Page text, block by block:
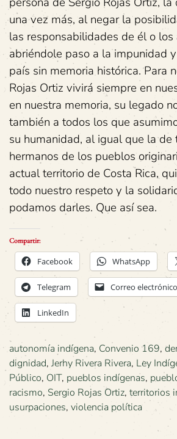
una vez más, al negar la
las responsabilidades de él o los
abriéndole paso a la impunidad
país sin memoria histórica. Para
Rojas Ortiz vivirá siempre en
en nuestra memoria, su legado
también a todos los que
su humanidad, al igual que la de
hermanos de los pueblos
actual territorio de Costa Rica,
todo nuestro respeto y la
podamos darles. Que así sea.
Compartir:
Facebook WhatsApp
Telegram Correo electrónico
LinkedIn
autonomía indígena, Convenio 169,
dignidad, Jerhy Rivera Rivera, Ley
Público, OIT, pueblos indígenas,
racismo, Sergio Rojas Ortiz, territorios
usurpaciones, violencia política